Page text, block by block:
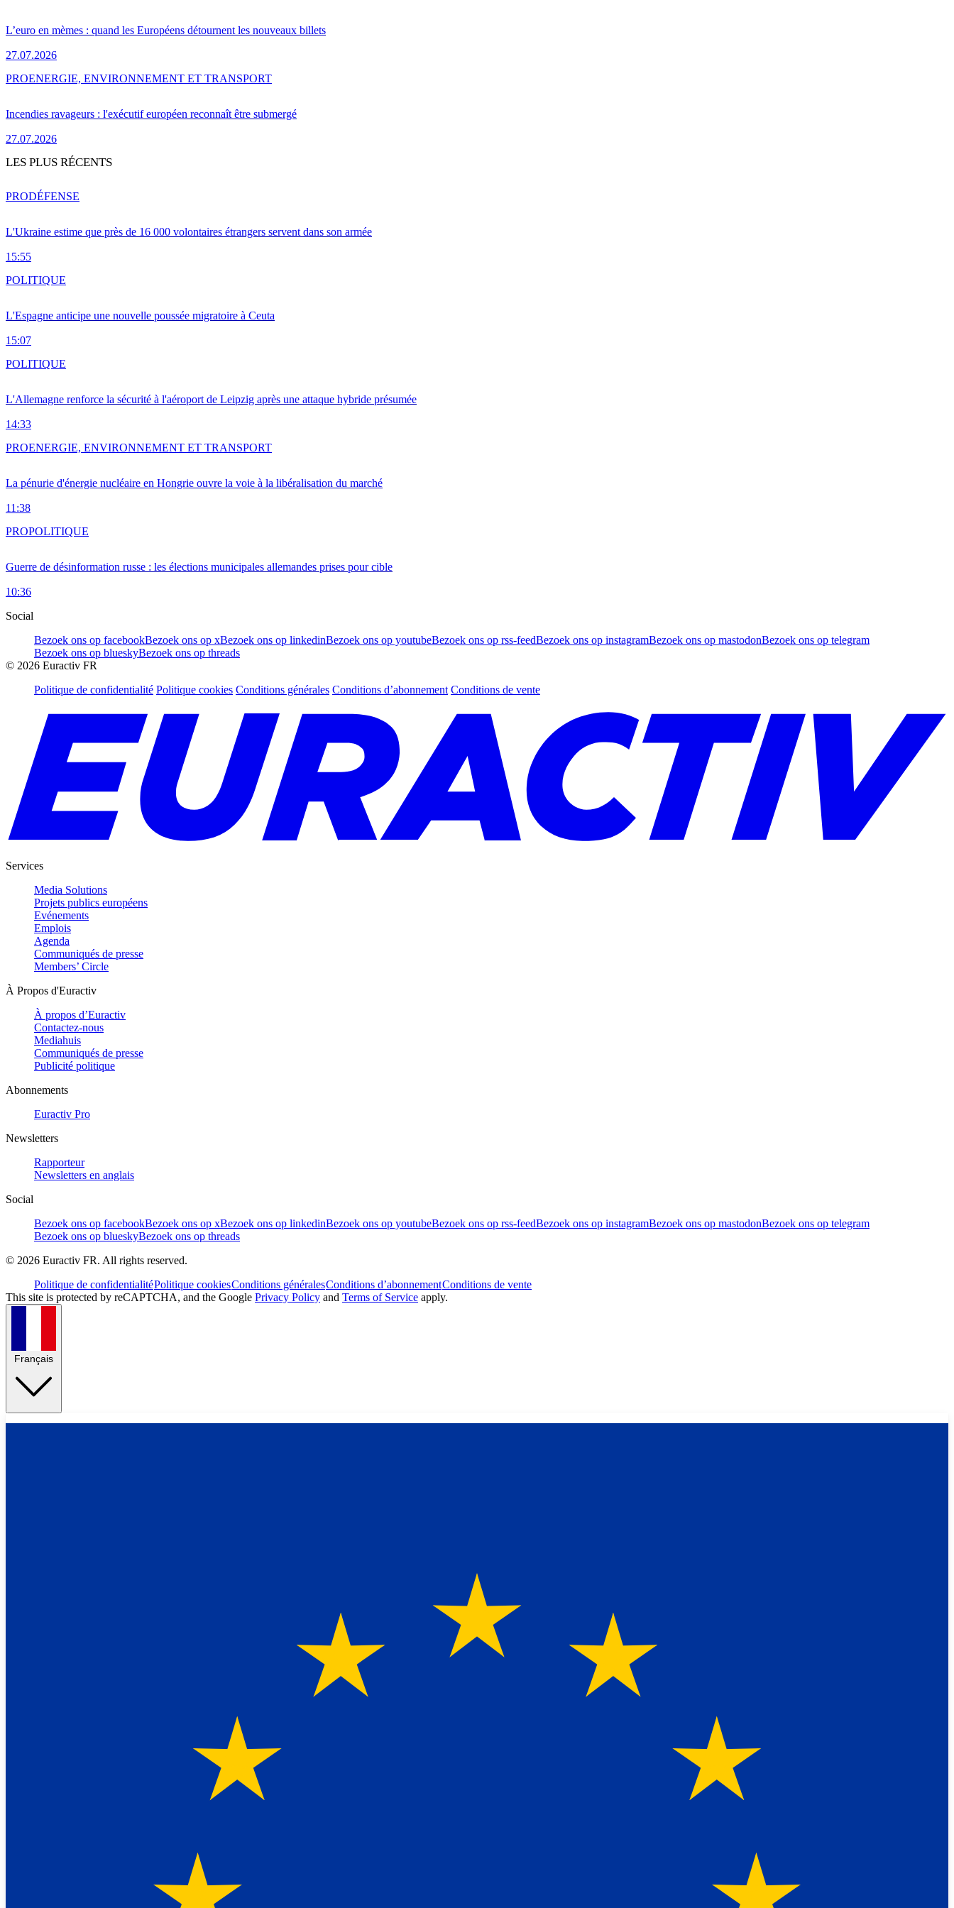
L’euro en mèmes : quand les Européens détournent les nouveaux billets
27.07.2026
Incendies ravageurs : l'exécutif européen reconnaît être submergé
27.07.2026
PROENERGIE, ENVIRONNEMENT ET TRANSPORT
LES PLUS RÉCENTS
L'Ukraine estime que près de 16 000 volontaires étrangers servent dans son armée
15:55
PRODÉFENSE
L'Espagne anticipe une nouvelle poussée migratoire à Ceuta
15:07
POLITIQUE
L'Allemagne renforce la sécurité à l'aéroport de Leipzig après une attaque hybride présumée
14:33
POLITIQUE
La pénurie d'énergie nucléaire en Hongrie ouvre la voie à la libéralisation du marché
11:38
PROENERGIE, ENVIRONNEMENT ET TRANSPORT
Guerre de désinformation russe : les élections municipales allemandes prises pour cible
10:36
PROPOLITIQUE
Social
Bezoek ons op facebookBezoek ons op xBezoek ons op linkedinBezoek ons op youtubeBezoek ons op rss-feedBezoek ons op instagramBezoek ons op mastodonBezoek ons op telegram
Bezoek ons op blueskyBezoek ons op threads
© 2026 Euractiv FR
Politique de confidentialité Politique cookies Conditions générales Conditions d’abonnement Conditions de vente
Services
Media Solutions
Projets publics européens
Evénements
Emplois
Agenda
Communiqués de presse
Members’ Circle
À Propos d'Euractiv
À propos d’Euractiv
Contactez-nous
Mediahuis
Communiqués de presse
Publicité politique
Abonnements
Euractiv Pro
Newsletters
Rapporteur
Newsletters en anglais
Social
Bezoek ons op facebookBezoek ons op xBezoek ons op linkedinBezoek ons op youtubeBezoek ons op rss-feedBezoek ons op instagramBezoek ons op mastodonBezoek ons op telegram
Bezoek ons op blueskyBezoek ons op threads
© 2026 Euractiv FR. All rights reserved.
Politique de confidentialitéPolitique cookiesConditions généralesConditions d’abonnementConditions de vente
This site is protected by reCAPTCHA, and the Google Privacy Policy and Terms of Service apply.
Français